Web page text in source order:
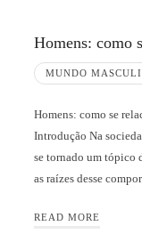
Homens: como
MUNDO
Homens: como se
Introdução Na
se tornado um tópico
as raízes desse
READ MORE